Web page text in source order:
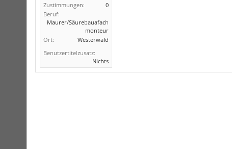
Zustimmungen:
0
Beruf:
Maurer/Säurebauafach
monteur
Ort:
Westerwald
Benutzertitelzusatz:
Nichts